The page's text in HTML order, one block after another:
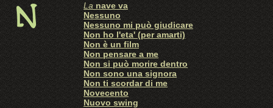
La nave va
Nessuno
Nessuno mi può giudicare
Non ho l'eta' (per amarti)
Non è un film
Non pensare a me
Non si può morire dentro
Non sono una signora
Non ti scordar di me
Novecento
Nuovo swing